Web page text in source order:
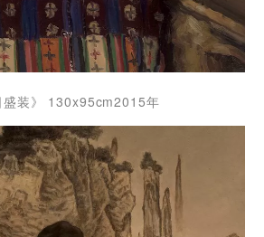
盛装》 130x95cm2015年